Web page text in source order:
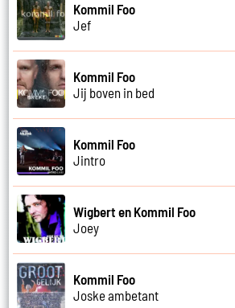
Kommil Foo
Jef
Kommil Foo
Jij boven in bed
Kommil Foo
Jintro
Wigbert en Kommil Foo
Joey
Kommil Foo
Joske ambetant